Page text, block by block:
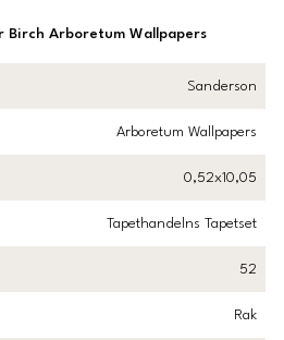
Birch Arboretum Wallpapers
Sanderson
Arboretum Wallpapers
0,52x10,05
Tapethandelns Tapetset
52
Rak